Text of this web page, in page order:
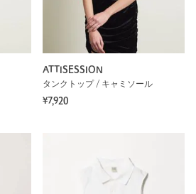
ATTISESSION
タンクトップ / キャミソール
¥7,920